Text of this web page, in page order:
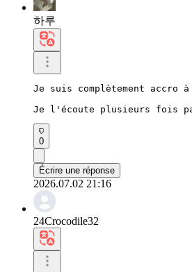
하루
Je suis complètement accro
Je l'écoute plusieurs fois
0
Écrire une réponse
2026.07.02 21:16
24Crocodile32